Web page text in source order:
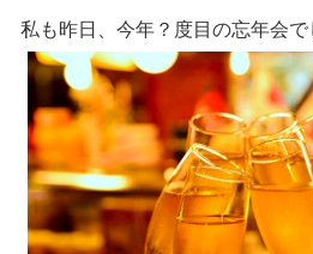
私も昨日、今年？度目の忘年会で